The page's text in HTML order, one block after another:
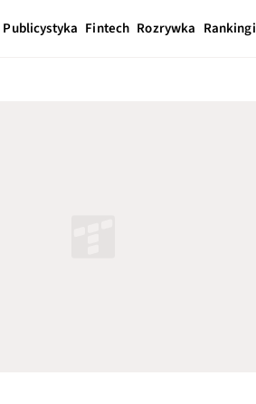
Publicystyka Fintech Rozrywka Rankingi